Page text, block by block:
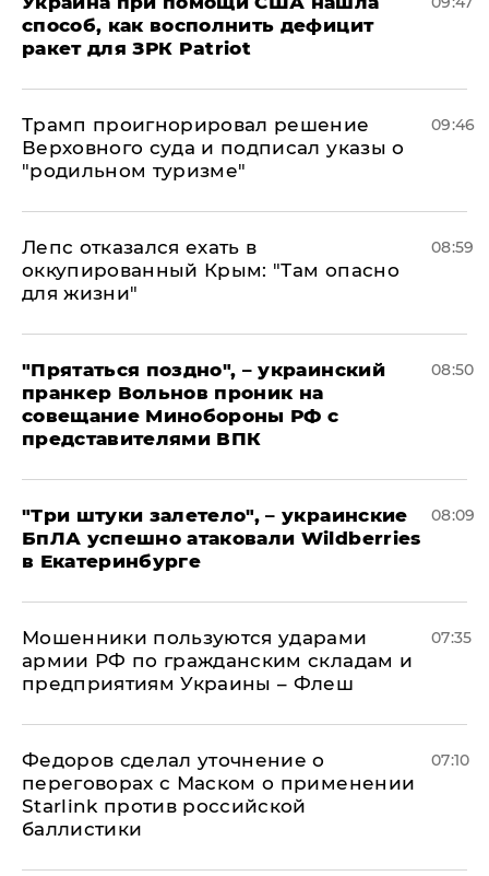
способ, как восполнить дефицит
ракет для ЗРК Patriot
Трамп проигнорировал решение
Верховного суда и подписал указы о
"родильном туризме"
09:46
Лепс отказался ехать в
оккупированный Крым: "Там опасно
для жизни"
08:59
"Прятаться поздно", – украинский
пранкер Вольнов проник на
совещание Минобороны РФ с
представителями ВПК
08:50
"Три штуки залетело", – украинские
БпЛА успешно атаковали Wildberries
в Екатеринбурге
08:09
Мошенники пользуются ударами
армии РФ по гражданским складам и
предприятиям Украины – Флеш
07:35
Федоров сделал уточнение о
переговорах с Маском о применении
Starlink против российской
баллистики
07:10